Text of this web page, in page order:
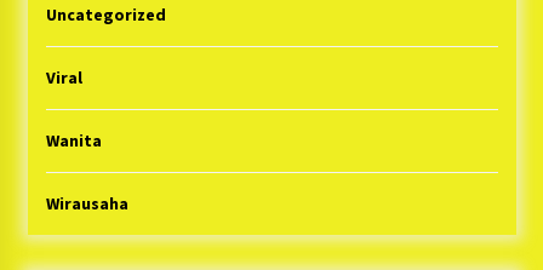
Uncategorized
Viral
Wanita
Wirausaha